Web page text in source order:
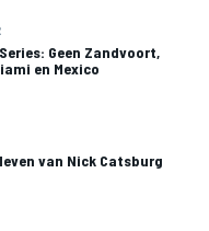
Geen Zandvoort,
en Mexico
van Nick Catsburg